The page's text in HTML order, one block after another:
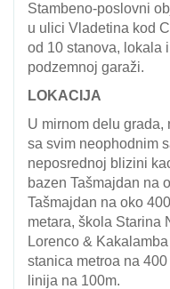
Stambeno-poslovni
u ulici Vladetina kod
od 10 stanova, lokala
podzemnoj garaži.
LOKACIJA
U mirnom delu grada,
sa svim neophodnim
neposrednoj blizini
bazen Tašmajdan na
Tašmajdan na oko
metara, škola Starina
Lorenco &
stanica metroa na
linija na 100m.